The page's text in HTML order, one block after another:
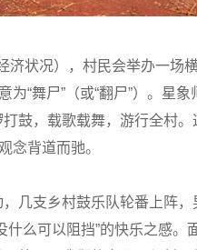
济状况），村民会举办一场
“舞尸”（或“翻尸”）。星
鼓，载歌载舞，游行全村
念背道而驰。
几支乡村鼓乐队轮番上阵
什么可以阻挡”的快乐之感。